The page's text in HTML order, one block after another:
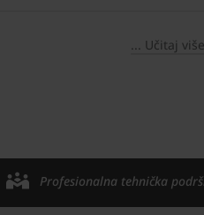
... Učitaj više
Profesionalna tehnička